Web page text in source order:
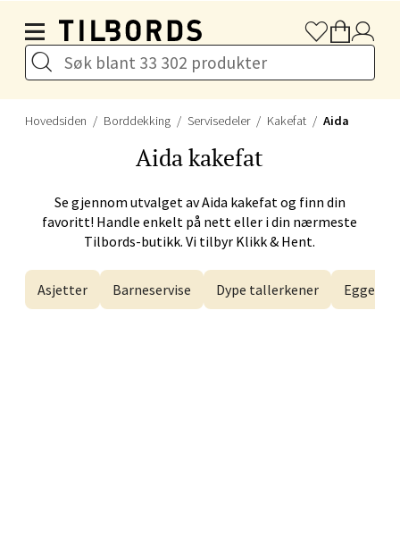
Hovedsiden Borddekking Servisedeler Kakefat Aida
Aidakakefat
Se gjennom utvalget avAida kakefat og finn din
favoritt! Handle enkelt på nett eller i din nærmeste
Tilbords-butikk. Vi tilbyr Klikk & Hent.
Asjetter Barneservise Dype tallerkener
Åpent i dag 10-20
Velg
Torgalmenningen 8, 5014 Bergen
Åpent i dag 09-21
Velg